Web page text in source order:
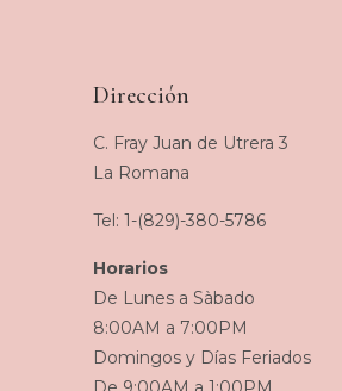
Dirección
C. Fray Juan de Utrera 3
La Romana
Tel: 1-(829)-380-5786
Horarios
De Lunes a Sàbado
8:00AM a 7:00PM
Domingos y Días Feriados